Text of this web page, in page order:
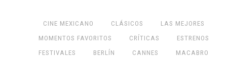
CINE MEXICANO CLÁSICOS
LAS MEJORES
MOMENTOS FAVORITOS
CRÍTICAS
ESTRENOS
FESTIVALES
BERLÍN CANNES MACABRO